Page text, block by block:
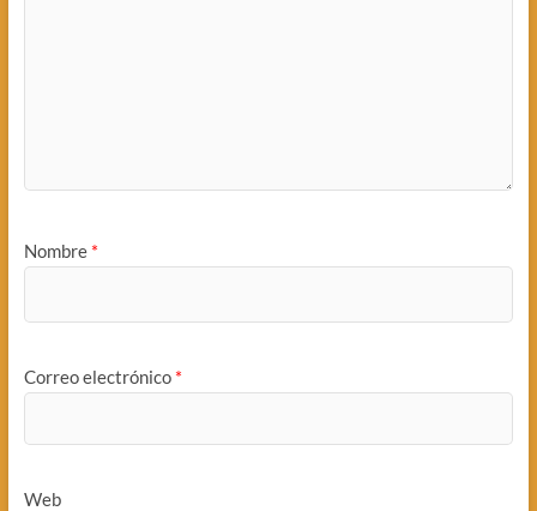
Nombre *
Correo electrónico *
Web